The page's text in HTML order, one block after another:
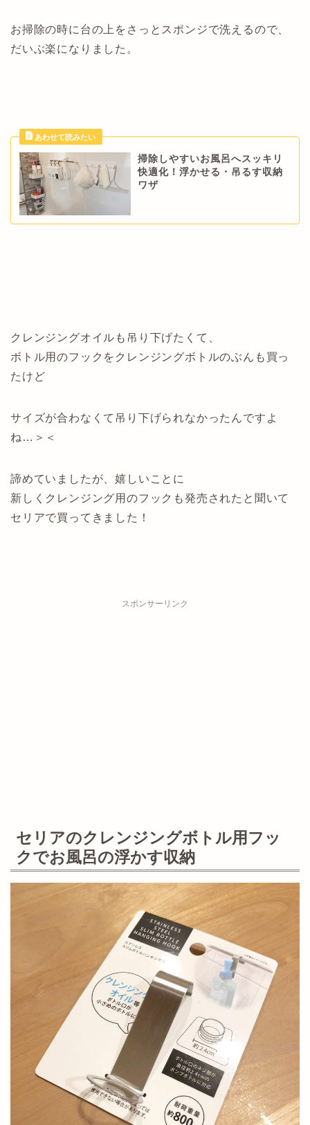
お掃除の時に台の上をさっとスポンジで洗えるので、
だいぶ楽になりました。
掃除しやすいお風呂へスッキリ
快適化！浮かせる・吊るす収納
ワザ
クレンジングオイルも吊り下げたくて、
ボトル用のフックをクレンジングボトルのぶんも買っ
たけど
サイズが合わなくて吊り下げられなかったんですよ
ね…＞＜
諦めていましたが、嬉しいことに
新しくクレンジング用のフックも発売されたと聞いて
セリアで買ってきました！
スポンサーリンク
セリアのクレンジングボトル用フッ
クでお風呂の浮かす収納